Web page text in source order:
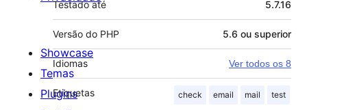
Testado até 5.7.16
Versão do PHP 5.6 ou superior
Idiomas Ver todos os 8
Etiquetas check email mail test
Showcase
Temas
Plugins